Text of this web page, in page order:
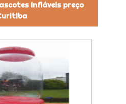
infláveis preço